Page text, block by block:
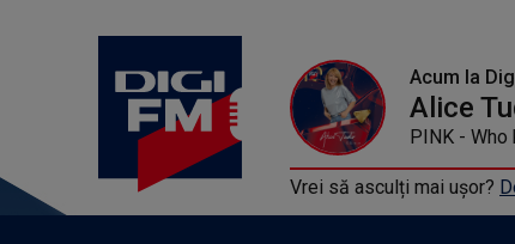
Acum la
Alice
PINK - Who
Vrei să asculți mai ușor?